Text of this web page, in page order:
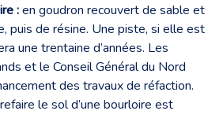
:en goudron recouvert de sable et
puis de résine. Une piste, si elle est
une trentaine d’années. Les
et le Conseil Général du Nord
des travaux de réfaction.
le sol d’une bourloire est